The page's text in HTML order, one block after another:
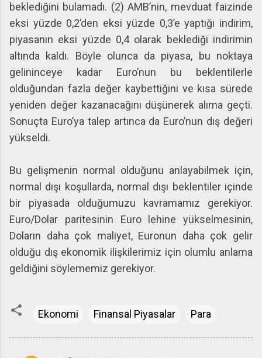
beklediğini bulamadı. (2) AMB’nin, mevduat faizinde
eksi yüzde 0,2’den eksi yüzde 0,3’e yaptığı indirim,
piyasanın eksi yüzde 0,4 olarak beklediği indirimin
altında kaldı. Böyle olunca da piyasa, bu noktaya
gelininceye kadar Euro’nun bu beklentilerle
olduğundan fazla değer kaybettiğini ve kısa sürede
yeniden değer kazanacağını düşünerek alıma geçti.
Sonuçta Euro’ya talep artınca da Euro’nun dış değeri
yükseldi.
Bu gelişmenin normal olduğunu anlayabilmek için,
normal dışı koşullarda, normal dışı beklentiler içinde
bir piyasada olduğumuzu kavramamız gerekiyor.
Euro/Dolar paritesinin Euro lehine yükselmesinin,
Doların daha çok maliyet, Euronun daha çok gelir
olduğu dış ekonomik ilişkilerimiz için olumlu anlama
geldiğini söylememiz gerekiyor.
Ekonomi Finansal Piyasalar Para